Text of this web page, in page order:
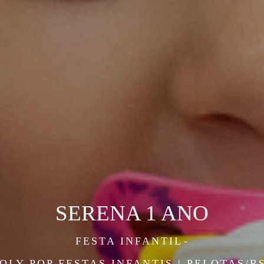
FESTA INFANTIL
SERENA 1 ANO